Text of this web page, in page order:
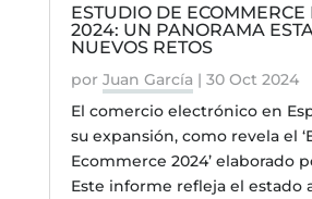
ESTUDIO DE
2024: UN PANORAMA
NUEVOS RETOS
por Juan García | 30 Oct 2024
El comercio electrónico en
su expansión, como revela el
Ecommerce 2024’ elaborado
Este informe refleja el estado